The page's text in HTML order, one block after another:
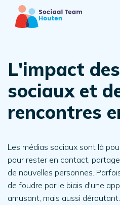
L'impact
sociaux et
rencontres
Les médias sociaux sont là
pour rester en contact,
de nouvelles personnes.
de foudre par le biais d'une
amusant, mais aussi